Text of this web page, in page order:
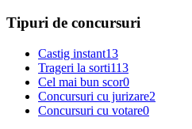
Tipuri de concursuri
Castig instant13
Trageri la sorti113
Cel mai bun scor0
Concursuri cu jurizare2
Concursuri cu votare0